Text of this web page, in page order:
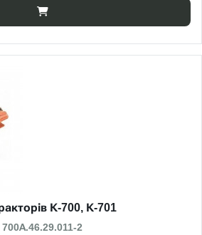
К-700, К-701
2